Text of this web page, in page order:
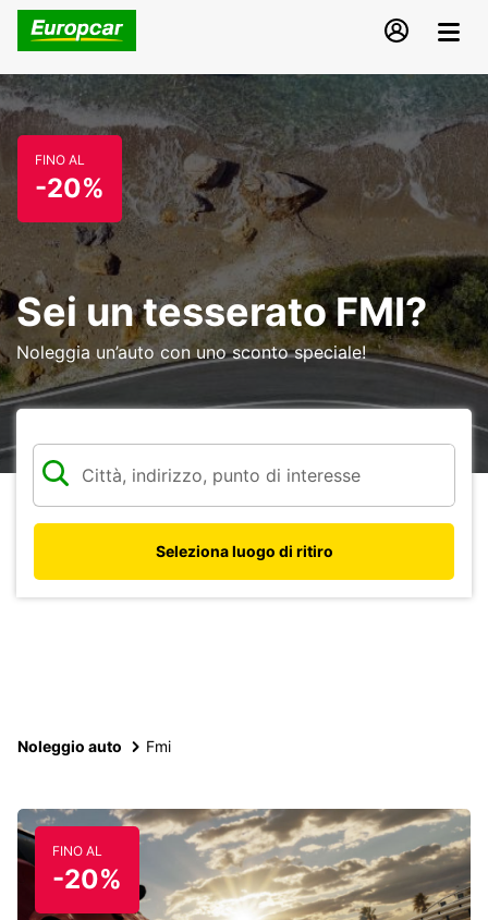
FINO AL
-20%
Sei un tesserato FMI?
Noleggia un’auto con uno sconto speciale!
Seleziona luogo di ritiro
Noleggio auto Fmi
FINO AL
-20%